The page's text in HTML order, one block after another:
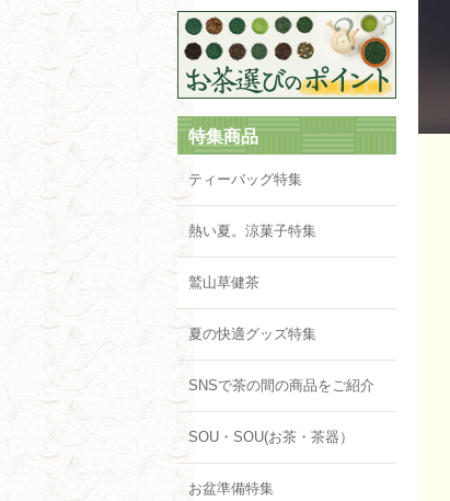
特集商品
ティーバッグ特集
熱い夏。涼菓子特集
鷲山草健茶
夏の快適グッズ特集
SNSで茶の間の商品をご紹介
SOU・SOU(お茶・茶器）
お盆準備特集